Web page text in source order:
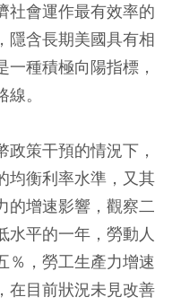
社會運作最有效率的
含長期美國具有相
種積極向陽指標，
。
策干預的情況下，
均衡利率水準，又其
的增速影響，觀察二
平的一年，勞動人
，勞工生產力增速
在目前狀況未見改善